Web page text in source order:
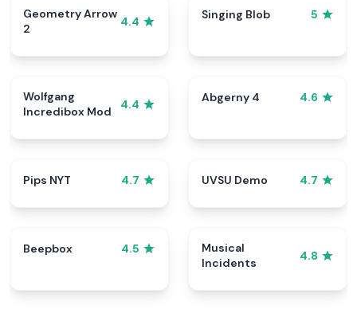
Geometry Arrow
2
4.4
Singing Blob 5
Wolfgang
Incredibox Mod
4.4
Abgerny 4 4.6
Pips NYT 4.7 UVSU Demo 4.7
Beepbox 4.5
Musical
Incidents
4.8